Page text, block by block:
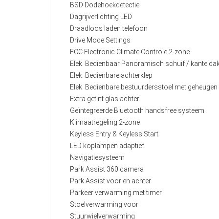
BSD Dodehoekdetectie
Dagrijverlichting LED
Draadloos laden telefoon
Drive Mode Settings
ECC Electronic Climate Controle 2-zone
Elek. Bedienbaar Panoramisch schuif /
Elek. Bedienbare achterklep
Elek. Bedienbare bestuurdersstoel met geheugen
Extra getint glas achter
Geïntegreerde Bluetooth handsfree systeem
Klimaatregeling 2-zone
Keyless Entry & Keyless Start
LED koplampen adaptief
Navigatiesysteem
Park Assist 360 camera
Park Assist voor en achter
Parkeer verwarming met timer
Stoelverwarming voor
Stuurwielverwarming